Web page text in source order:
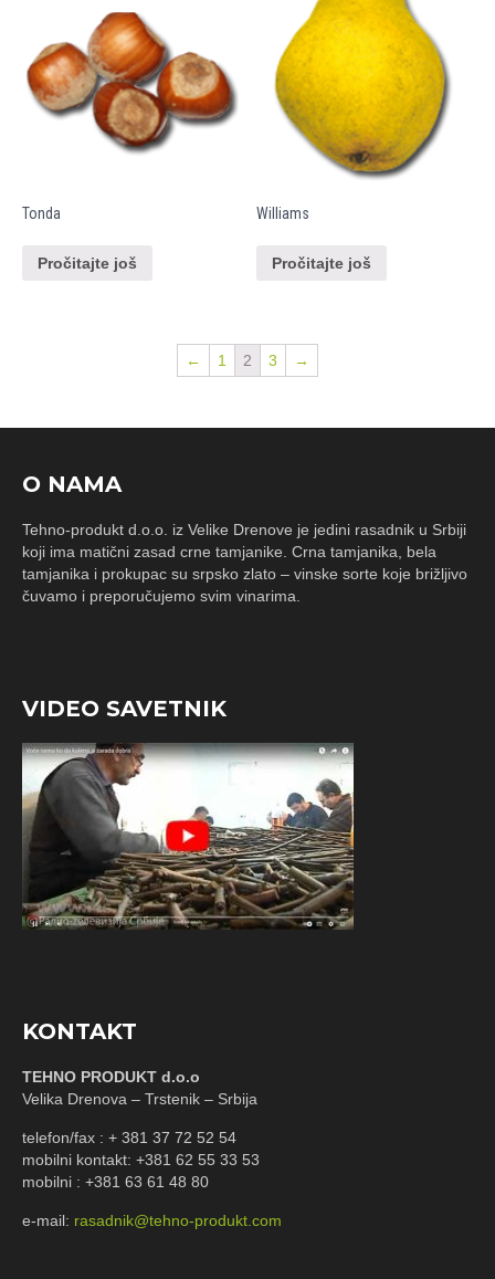
Tonda
Pročitajte još
Williams
Pročitajte još
← 1 2 3 →
O NAMA
Tehno-produkt d.o.o. iz Velike Drenove je jedini rasadnik u Srbiji
koji ima matični zasad crne tamjanike. Crna tamjanika, bela
tamjanika i prokupac su srpsko zlato – vinske sorte koje brižljivo
čuvamo i preporučujemo svim vinarima.
VIDEO SAVETNIK
KONTAKT
TEHNO PRODUKT d.o.o
Velika Drenova – Trstenik – Srbija
telefon/fax : + 381 37 72 52 54
mobilni kontakt: +381 62 55 33 53
mobilni : +381 63 61 48 80
e-mail: rasadnik@tehno-produkt.com